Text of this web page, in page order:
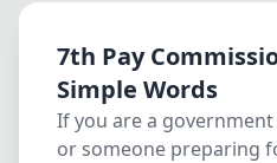
7th Pay
Simple Words
If you are a
or someone preparing